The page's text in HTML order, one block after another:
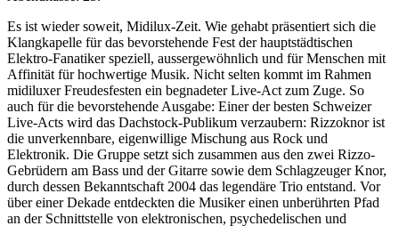
Es ist wieder soweit, Midilux-Zeit. Wie gehabt präsentiert sich die
Klangkapelle für das bevorstehende Fest der hauptstädtischen
Elektro-Fanatiker speziell, aussergewöhnlich und für Menschen mit
Affinität für hochwertige Musik. Nicht selten kommt im Rahmen
midiluxer Freudesfesten ein begnadeter Live-Act zum Zuge. So
auch für die bevorstehende Ausgabe: Einer der besten Schweizer
Live-Acts wird das Dachstock-Publikum verzaubern: Rizzoknor ist
die unverkennbare, eigenwillige Mischung aus Rock und
Elektronik. Die Gruppe setzt sich zusammen aus den zwei Rizzo-
Gebrüdern am Bass und der Gitarre sowie dem Schlagzeuger Knor,
durch dessen Bekanntschaft 2004 das legendäre Trio entstand. Vor
über einer Dekade entdeckten die Musiker einen unberührten Pfad
an der Schnittstelle von elektronischen, psychedelischen und